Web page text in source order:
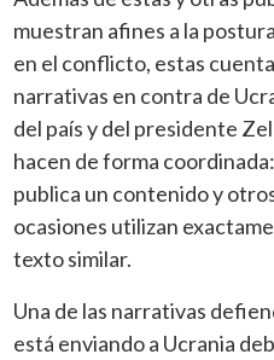
muestran afines a la
en el conflicto, estas
narrativas en contra de
del país y del presidente
hacen de forma
publica un contenido y
ocasiones utilizan
texto similar.
Una de las narrativas
está enviando a Ucrania